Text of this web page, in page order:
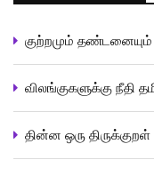
குற்றமும் தண்டனையும்
விலங்குகளுக்கு நீதி
தின்ன ஒரு திருக்குறள்